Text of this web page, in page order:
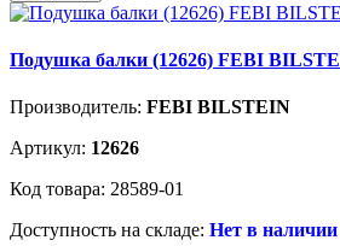
Подушка балки (12626) FEBI
Производитель: FEBI BILSTEIN
Артикул: 12626
Код товара: 28589-01
Доступность на складе: Нет в наличии